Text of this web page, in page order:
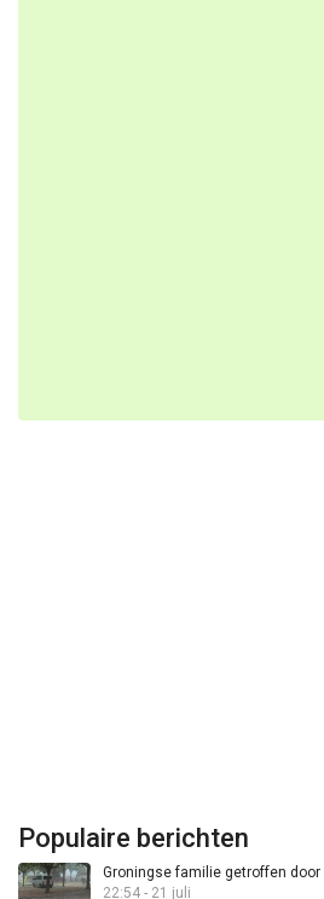
Populaire berichten
Groningse familie getroffen
22:54 - 21 juli